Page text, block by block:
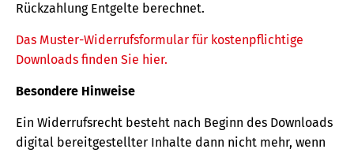
Rückzahlung Entgelte berechnet.
Das Muster-Widerrufsformular für kostenpflichtige
Downloads finden Sie hier.
Besondere Hinweise
Ein Widerrufsrecht besteht nach Beginn des Downloads
digital bereitgestellter Inhalte dann nicht mehr, wenn